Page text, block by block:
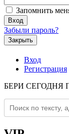
Запомнить
Забыли пароль?
Закрыть
Вход
Регистрация
БЕРИ СЕГОДНЯ